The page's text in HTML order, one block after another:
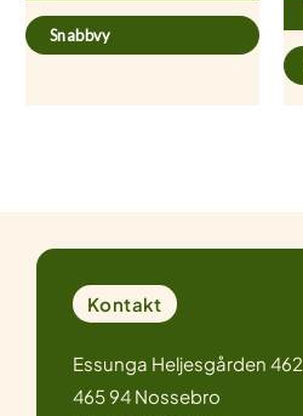
Snabbvy
Kontakt
Essunga Heljesgården 462
465 94 Nossebro